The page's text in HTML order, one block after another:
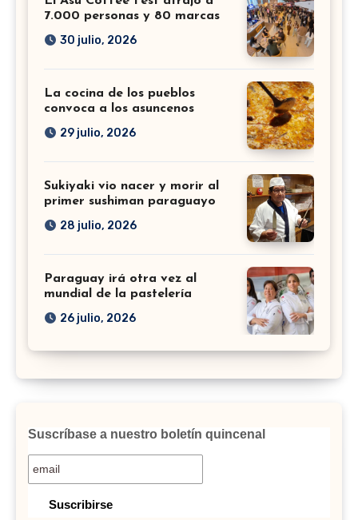
7.000 personas y 80 marcas
30 julio, 2026
La cocina de los pueblos
convoca a los asuncenos
29 julio, 2026
Sukiyaki vio nacer y morir al
primer sushiman paraguayo
28 julio, 2026
Paraguay irá otra vez al
mundial de la pastelería
26 julio, 2026
Suscríbase a nuestro boletín quincenal